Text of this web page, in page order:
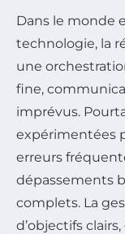
Dans le monde
technologie, la
une
fine,
imprévus.
expérimentées
erreurs
dépassements
complets. La
d’objectifs